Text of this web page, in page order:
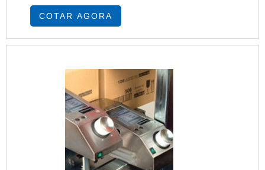
equipamento e dos materiais utilizados. Linha
Digital UV, Digital UV LED, Sublimática (Base
lacas, vernizes, solventes de limpeza, promo....
COTAR AGORA